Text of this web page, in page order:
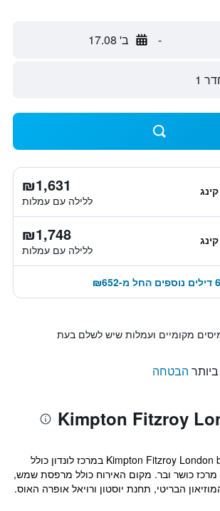
- ב' 17.08
₪1,631
ללילה עם עמלות
₪1,748
ללילה עם עמלות
מ-₪652
מקומיים ועמלות שיש לשלם בעת
הבטחה
מקום האירוח Kimpton Fitzroy London by IHG במרכז לונדון כולל
מרכז כושר ובר. מקום האירוח כולל מרפסת שמש,
הבריטי, תחנת יוסטון ורויאל אופרה האוס.